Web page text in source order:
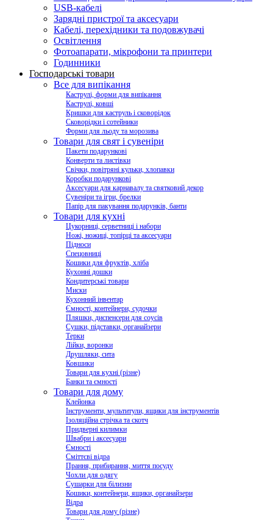
USB-кабелі
Зарядні пристрої та аксесуари
Кабелі, перехідники та подовжувачі
Освітлення
Фотоапарати, мікрофони та принтери
Годинники
Господарські товари
Все для випікання
Каструлі, форми для випікання
Каструлі, ковші
Кришки для каструль і сковорідок
Сковорідки і сотейники
Форми для льоду та морозива
Товари для свят і сувеніри
Пакети подарункові
Конверти та листівки
Свічки, повітряні кульки, хлопавки
Коробки подарункові
Аксесуари для карнавалу та святковий декор
Сувеніри та ігри, брелки
Папір для пакування подарунків, банти
Товари для кухні
Цукорниці, серветниці і набори
Ножі, ножиці, топірці та аксесуари
Підноси
Спецовниці
Кошики для фруктів, хліба
Кухонні дошки
Кондитерські товари
Миски
Кухонний інвентар
Ємності, контейнери, судочки
Пляшки, диспенсери для соусів
Сушки, підставки, органайзери
Терки
Лійки, воронки
Друшляки, сита
Ковшики
Товари для кухні (різне)
Банки та ємності
Товари для дому
Клейонка
Інструменти, мультитули, ящики для інструментів
Ізоляційна стрічка та скотч
Придверні килимки
Швабри і аксесуари
Ємності
Сміттєві відра
Прання, прибирання, миття посуду
Чохли для одягу
Сушарки для білизни
Кошики, контейнери, ящики, органайзери
Відра
Товари для дому (різне)